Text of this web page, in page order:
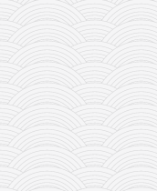
забрањена историја
ћирилица
породичне приче
прота Воја
уместо твитера
календар српски